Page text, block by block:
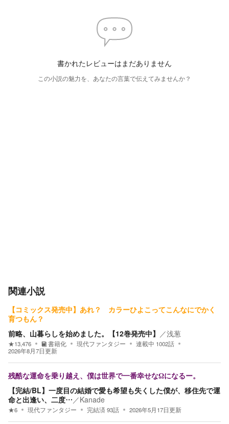
書かれたレビューはまだありません
この小説の魅力を、あなたの言葉で伝えてみませんか？
関連小説
【コミックス発売中】あれ？ カラーひよこってこんなにでかく
育つもん？
前略、山暮らしを始めました。【12巻発売中】 ／浅葱
★13,476 書籍化 現代ファンタジー 連載中 1002話
2026年8月7日更新
残酷な運命を乗り越え、僕は世界で一番幸せなΩになるー。
【完結/BL】一度目の結婚で愛も希望も失くした僕が、移住先で運
命と出逢い、二度…／Kanade
★6 現代ファンタジー 完結済93話 2026年5月17日更新